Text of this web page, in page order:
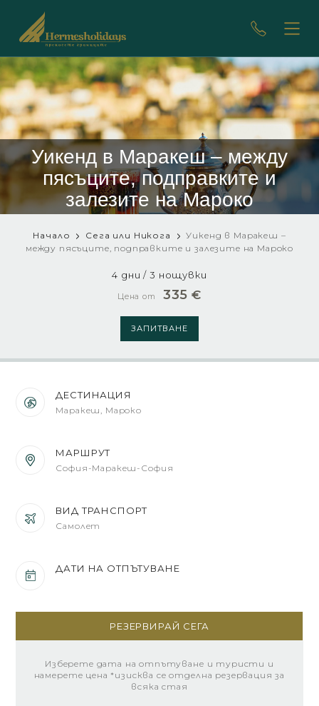
Уикенд в Маракеш – между
пясъците, подправките и
залезите на Мароко
Начало Сега или Никога
Уикенд в Маракеш –
между пясъците, подправките и залезите на Мароко
4 дни / 3 нощувки
Цена от 335 €
ЗАПИТВАНЕ
ДЕСТИНАЦИЯ
Маракеш, Мароко
МАРШРУТ
София-Маракеш-София
ВИД ТРАНСПОРТ
Самолет
ДАТИ НА ОТПЪТУВАНЕ
РЕЗЕРВИРАЙ СЕГА
Изберете дата на отпътуване и туристи и
намерете цена *изисква се отделна резервация за
всяка стая